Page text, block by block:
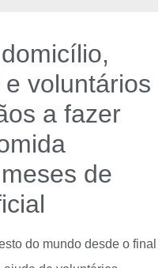
voluntários
a fazer
de
do mundo desde o final